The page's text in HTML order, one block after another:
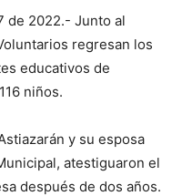
de 2022.- Junto al
regresan los
educativos de
niños.
y su esposa
atestiguaron el
después de dos años.